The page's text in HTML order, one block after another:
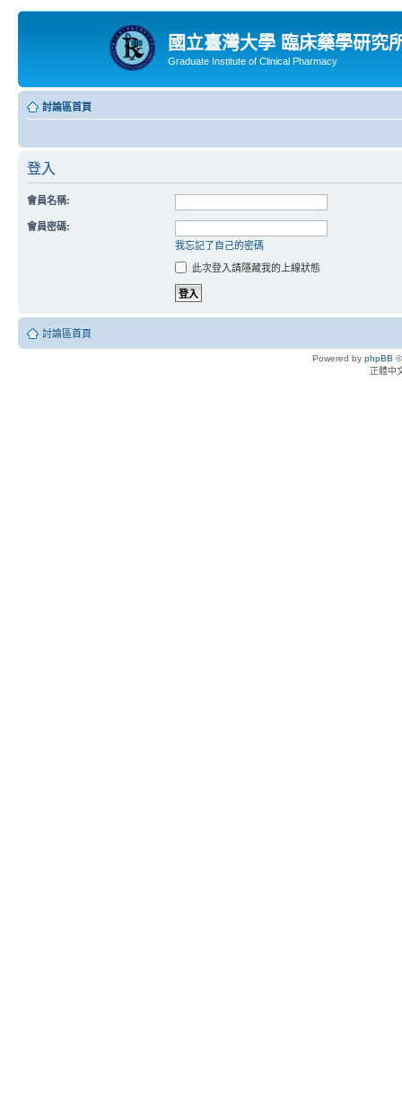
國立臺灣大學 臨床藥學研究
Graduate Institute of Clinical Pharmacy
討論區首頁
登入
會員名稱:
會員密碼:
我忘記了自己的密碼
此次登入請隱藏我的上線狀態
討論區首頁
Powered by phpBB
正體中